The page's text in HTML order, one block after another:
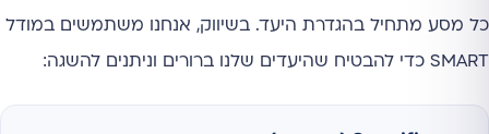
כל מסע מתחיל בהגדרת היעד. בשיווק, אנחנו משתמשים במודל
SMART כדי להבטיח שהיעדים שלנו ברורים וניתנים להשגה: